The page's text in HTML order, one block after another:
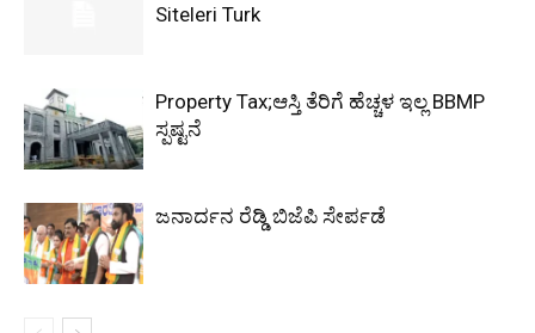
Siteleri Turk
Property Tax;ಆಸ್ತಿ ತೆರಿಗೆ ಹೆಚ್ಚಳ ಇಲ್ಲ BBMP
ಸ್ಪಷ್ಟನೆ
ಜನಾರ್ದನ ರೆಡ್ಡಿ ಬಿಜೆಪಿ ಸೇರ್ಪಡೆ